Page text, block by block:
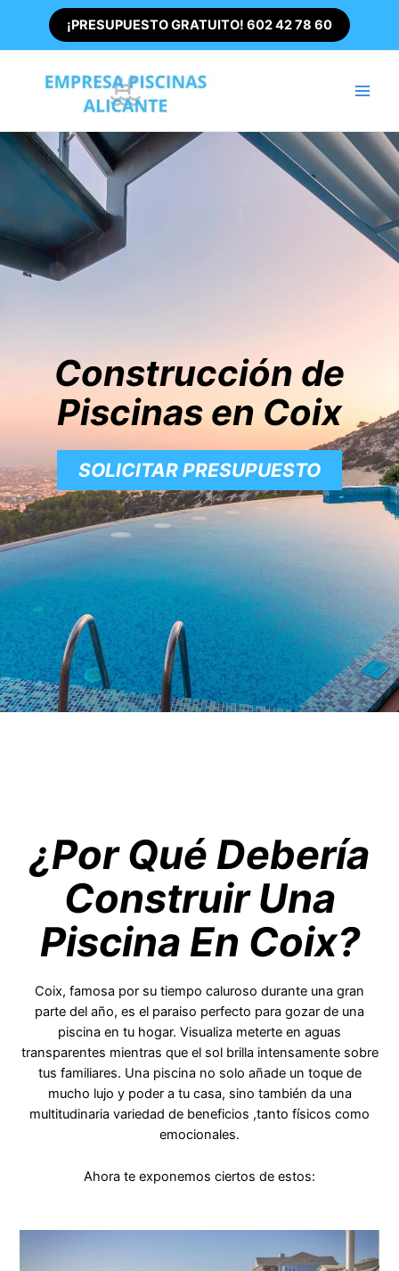
contenido
¡PRESUPUESTO GRATUITO! 602 42 78 60
Construcción de
Piscinas en Coix
SOLICITAR PRESUPUESTO
¿Por Qué Debería
Construir Una
Piscina En Coix?
Coix, famosa por su tiempo caluroso durante una gran
parte del año, es el paraiso perfecto para gozar de una
piscina en tu hogar. Visualiza meterte en aguas
transparentes mientras que el sol brilla intensamente sobre
tus familiares. Una piscina no solo añade un toque de
mucho lujo y poder a tu casa, sino también da una
multitudinaria variedad de beneficios ,tanto físicos como
emocionales.
Ahora te exponemos ciertos de estos: